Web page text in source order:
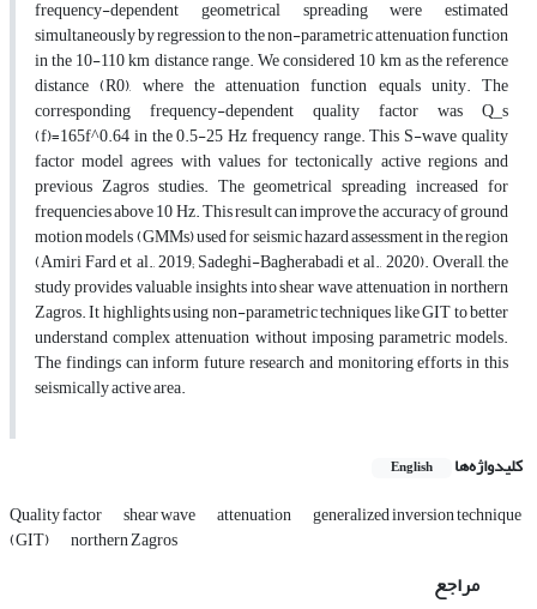
frequency-dependent geometrical spreading were estimated
simultaneously by regression to the non-parametric attenuation function
in the 10-110 km distance range. We considered 10 km as the reference
distance (R0), where the attenuation function equals unity. The
corresponding frequency-dependent quality factor was Q_s
(f)=165f^0.64 in the 0.5-25 Hz frequency range. This S-wave quality
factor model agrees with values for tectonically active regions and
previous Zagros studies. The geometrical spreading increased for
frequencies above 10 Hz. This result can improve the accuracy of ground
motion models (GMMs) used for seismic hazard assessment in the region
(Amiri Fard et al., 2019; Sadeghi-Bagherabadi et al., 2020). Overall, the
study provides valuable insights into shear wave attenuation in northern
Zagros. It highlights using non-parametric techniques like GIT to better
understand complex attenuation without imposing parametric models.
The findings can inform future research and monitoring efforts in this
seismically active area.
کلیدواژه‌ها English
Quality factor shear wave attenuation generalized inversion technique
(GIT) northern Zagros
مراجع